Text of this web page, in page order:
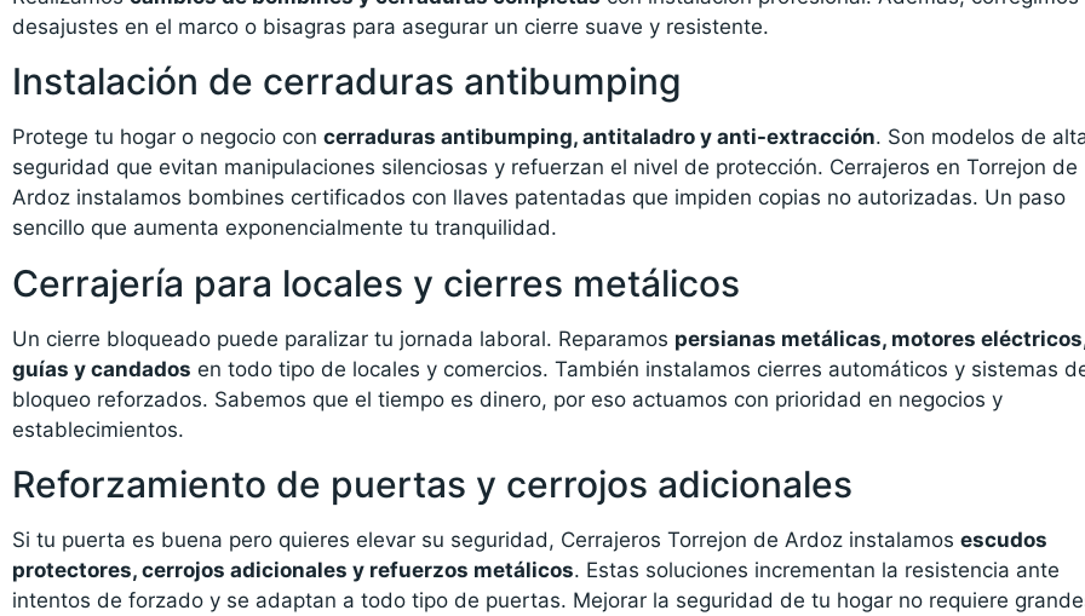
desajustes en el marco o bisagras para asegurar un cierre suave y resistente.
Instalación de cerraduras antibumping
Protege tu hogar o negocio con cerraduras antibumping, antitaladro y anti-extracción. Son modelos de
seguridad que evitan manipulaciones silenciosas y refuerzan el nivel de protección. Cerrajeros en Torrejon de
Ardoz instalamos bombines certificados con llaves patentadas que impiden copias no autorizadas. Un paso
sencillo que aumenta exponencialmente tu tranquilidad.
Cerrajería para locales y cierres metálicos
Un cierre bloqueado puede paralizar tu jornada laboral. Reparamos persianas metálicas, motores
guías y candados en todo tipo de locales y comercios. También instalamos cierres automáticos y sistemas
bloqueo reforzados. Sabemos que el tiempo es dinero, por eso actuamos con prioridad en negocios y
establecimientos.
Reforzamiento de puertas y cerrojos adicionales
Si tu puerta es buena pero quieres elevar su seguridad, Cerrajeros Torrejon de Ardoz instalamos escudos
protectores, cerrojos adicionales y refuerzos metálicos. Estas soluciones incrementan la resistencia ante
intentos de forzado y se adaptan a todo tipo de puertas. Mejorar la seguridad de tu hogar no requiere